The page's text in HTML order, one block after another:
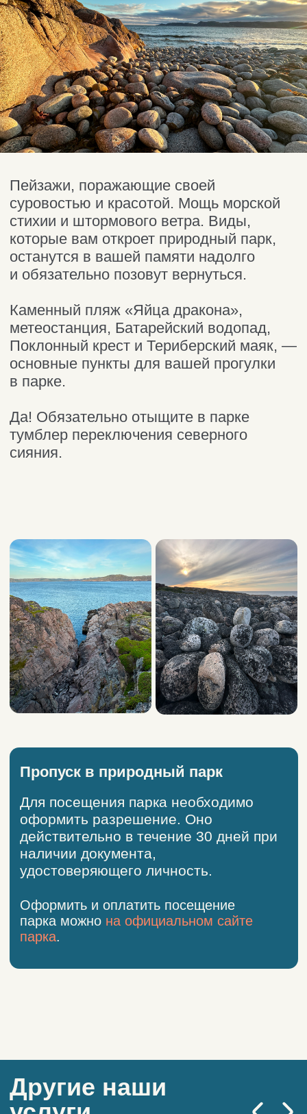
AROUND
THE NORTH
Отдых в Териберке
Северное сияние
Природный парк
Морская прогулка
Топ локаций
Снегоходные прогулки
Квадроциклы
Айс-флоатинг
Аптека
Пекарня
АЗС
Сувениры
Рестораны и кафе
Жильё
Инфраструктура посёлка
Гайд туриста
Закрытие дороги
Кировск
Другие направления
Паспорт полярника
Как одеться
Для вдохновения
Часто задаваемые
вопросы
Политика конфиденциальности
ИП Павздерин Олег Игоревич
ОГРНИП 320519000020291, ИНН
519057676569
Дата присвоения ОГРНИП:
02.11.2020
Разработка сайта © 2025
Погода
Наши услуги
Трансфер Мурманск — Териберка
Автосопровождение по Териберке
Такси по Териберке
Трансфер из аэропорта в Мурманск
Киты